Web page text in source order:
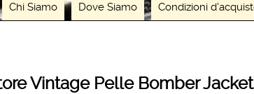
Chi Siamo Dove Siamo Condizioni
Vintage Pelle Bomber